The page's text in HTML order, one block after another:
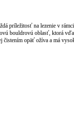
príležitosť na lezenie v
bouldrovú oblasť, ktorá
opäť ožíva a má